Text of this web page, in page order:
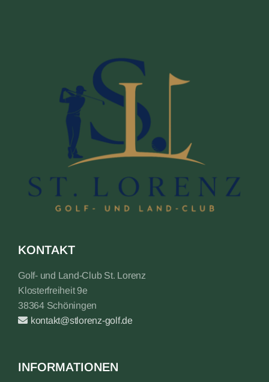
KONTAKT
Golf- und Land-Club St. Lorenz
Klosterfreiheit 9e
38364 Schöningen
kontakt@stlorenz-golf.de
INFORMATIONEN